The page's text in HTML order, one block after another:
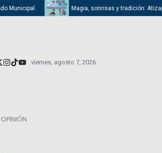
Magia, sonrisas y tradición:
viernes, agosto 7, 2026
OPINIÓN